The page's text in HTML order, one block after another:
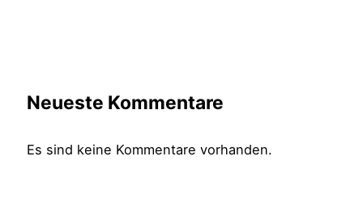
Neueste Kommentare
Es sind keine Kommentare vorhanden.